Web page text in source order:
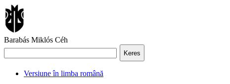
Barabás Miklós Céh
Keres
Versiune în limba română